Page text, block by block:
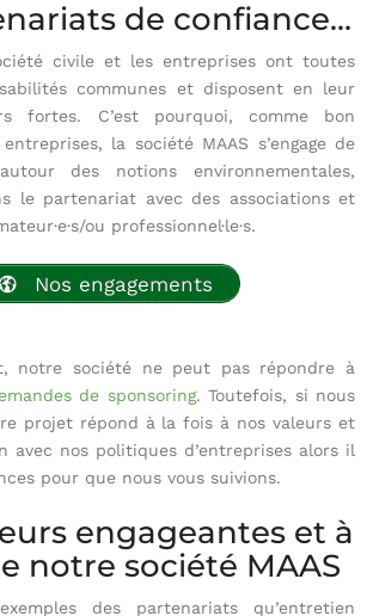
de confiance…
civile et les entreprises ont toutes
communes et disposent en leur
fortes. C’est pourquoi, comme bon
la société MAAS s’engage de
des notions environnementales,
le partenariat avec des associations et
ou professionnel·le·s.
Nos engagements
notre société ne peut pas répondre à
de sponsoring. Toutefois, si nous
projet répond à la fois à nos valeurs et
avec nos politiques d’entreprises alors il
pour que nous vous suivions.
engageantes et à
notre société MAAS
des partenariats qu’entretien